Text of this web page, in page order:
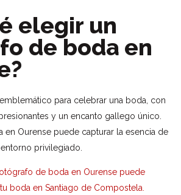
elegir un
de boda en
para celebrar una boda, con
y un encanto gallego único.
en Ourense puede capturar la esencia de
privilegiado.
de boda en Ourense puede
boda en Santiago de Compostela.